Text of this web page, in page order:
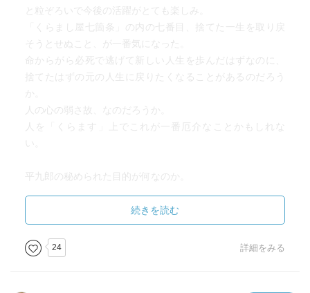
と粒ぞろいで今後の活躍がとても楽しみ。
「くらまし屋七箇条」の内の七番目、捨てた一生を取り戻
そうとせぬこと、が一番気になった。
命からがら必死で逃げて新しい人生を歩んだはずなのに、
捨てたはずの元の人生に戻りたくなることがあるのだろう
か。
人の心の弱さ故、なのだろうか。
人を「くらます」上でこれが一番厄介なことかもしれな
い。
平九郎の秘められた目的が何なのか。
『ぼろ鳶組』のような派手さはないけれど、人生の浮き沈
み、裏表の儚さ切なさをしみじみと思い知る物語だった。
このシリーズも追いかけたい。
続きを読む
24 詳細をみる